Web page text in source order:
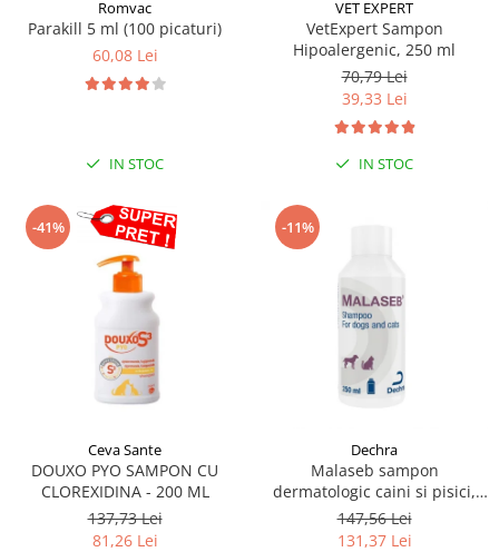
Sampoane si Balsamuri
Servetele Umede
Covorase absorbante
Curatare Ochi
Solutii Atractante si repelente
Custi transport - Pisici
Jucarii Pisici
Lese, Hamuri si Zgarzi
Romvac
Parakill 5 ml (100 picaturi)
60,08 Lei
IN STOC
VET EXPERT
VetExpert Sampon
Hipoalergenic, 250 ml
70,79 Lei
39,33 Lei
IN STOC
-41%
Ceva Sante
DOUXO PYO SAMPON CU
CLOREXIDINA - 200 ML
137,73 Lei
81,26 Lei
-11%
Dechra
Malaseb sampon
dermatologic caini si pisici,
250 ml
147,56 Lei
131,37 Lei